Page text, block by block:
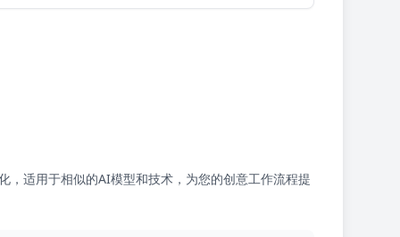
，适用于相似的AI模型和技术，为您的创意工作流程提